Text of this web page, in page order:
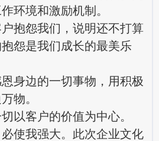
环境和激励机制。
怨我们，说明还不打算
怨是我们成长的最美乐
边的一切事物，用积极
物。
客户的价值为中心。
我强大。此次企业文化